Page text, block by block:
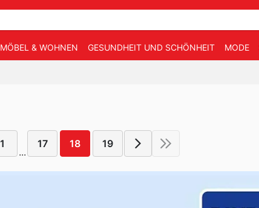
MÖBEL & WOHNEN GESUNDHEIT UND SCHÖNHEIT MODE
1
...
17 18 19